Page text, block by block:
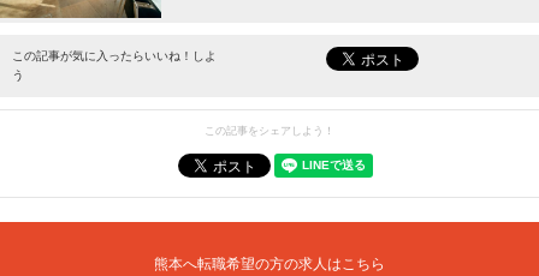
最新情報をお届けします。
この記事が気に入ったらいいね！しよ
う
この記事をシェアしよう！
熊本へ転職希望の方の求人はこちら